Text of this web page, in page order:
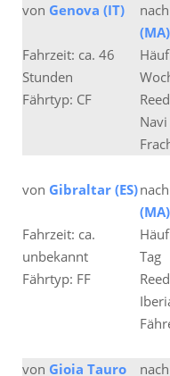
von Genova (IT) nach
(MA)
Fahrzeit: ca. 46
Stunden
Fährtyp: CF
von Gibraltar (ES)nach
(MA)
Fahrzeit: ca.
unbekannt
Tag
Fährtyp: FF
von Gioia Tauro
nach